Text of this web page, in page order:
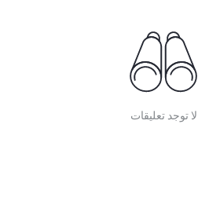
لا توجد تعليقات